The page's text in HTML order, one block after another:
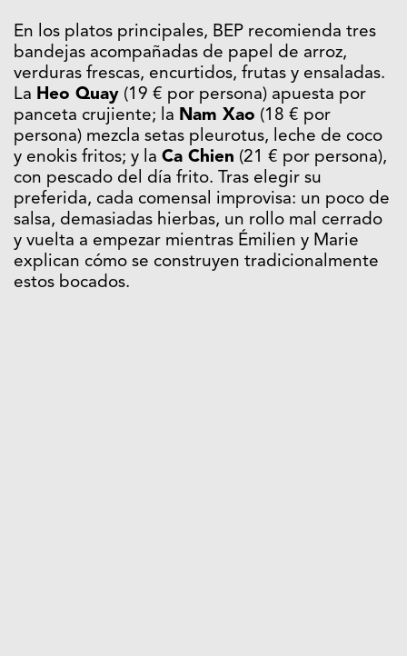
En los platos principales, BEP recomienda tres
bandejas acompañadas de papel de arroz,
verduras frescas, encurtidos, frutas y ensaladas.
La Heo Quay (19 € por persona) apuesta por
panceta crujiente; la Nam Xao (18 € por
persona) mezcla setas pleurotus, leche de coco
y enokis fritos; y la Ca Chien (21 € por persona),
con pescado del día frito. Tras elegir su
preferida, cada comensal improvisa: un poco de
salsa, demasiadas hierbas, un rollo mal cerrado
y vuelta a empezar mientras Émilien y Marie
explican cómo se construyen tradicionalmente
estos bocados.